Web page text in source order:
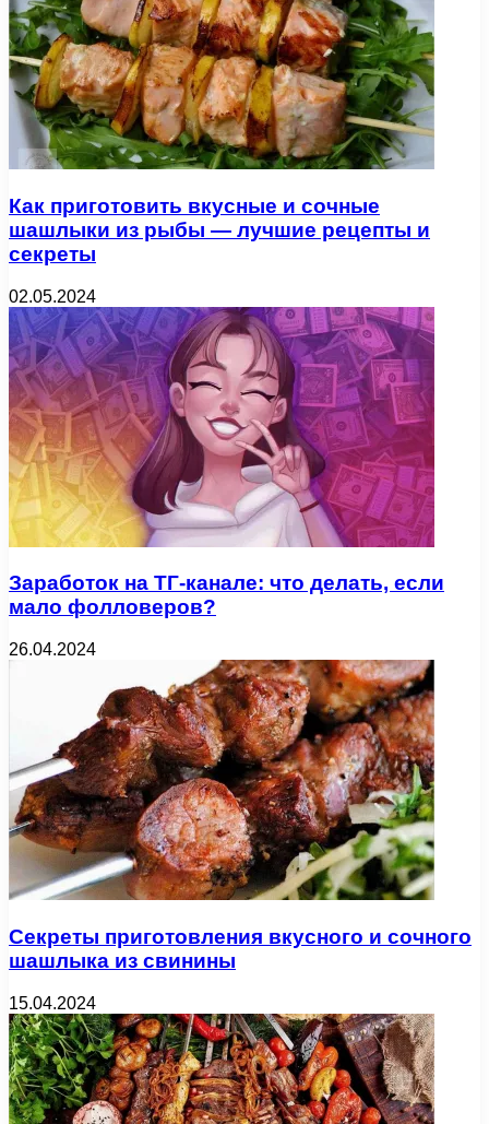
Как приготовить вкусные и сочные
шашлыки из рыбы — лучшие рецепты и
секреты
02.05.2024
Заработок на ТГ-канале: что делать, если
мало фолловеров?
26.04.2024
Секреты приготовления вкусного и сочного
шашлыка из свинины
15.04.2024